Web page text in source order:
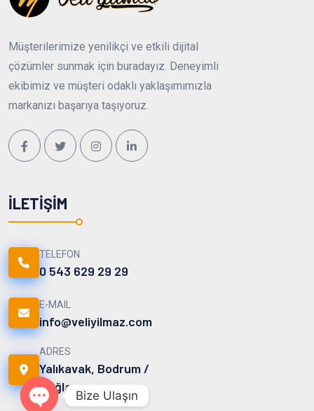
Müşterilerimize yenilikçi ve etkili dijital
çözümler sunmak için buradayız. Deneyimli
ekibimiz ve müşteri odaklı yaklaşımımızla
markanızı başarıya taşıyoruz.
İLETIŞIM
TELEFON
0 543 629 29 29
E-MAIL
info@veliyilmaz.com
ADRES
Yalıkavak, Bodrum /
Muğla
Bize Ulaşın